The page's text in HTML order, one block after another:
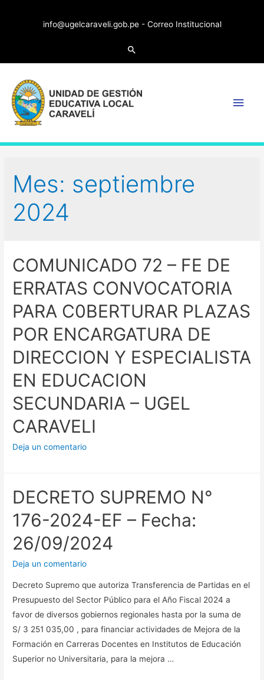
info@ugelcaraveli.gob.pe - Correo Institucional
Search
Main
Mes: septiembre
2024
COMUNICADO 72 – FE DE
ERRATAS CONVOCATORIA
PARA C0BERTURAR PLAZAS
POR ENCARGATURA DE
DIRECCION Y ESPECIALISTA
EN EDUCACION
SECUNDARIA – UGEL
CARAVELI
Deja un comentario
DECRETO SUPREMO N°
176-2024-EF – Fecha:
26/09/2024
Deja un comentario
Decreto Supremo que autoriza Transferencia de Partidas en el
Presupuesto del Sector Público para el Año Fiscal 2024 a
favor de diversos gobiernos regionales hasta por la suma de
S/ 3 251 035,00 , para financiar actividades de Mejora de la
Formación en Carreras Docentes en Institutos de Educación
Superior no Universitaria, para la mejora …